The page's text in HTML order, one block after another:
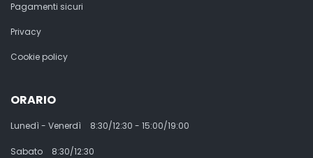
Pagamenti sicuri
Privacy
Cookie policy
ORARIO
Lunedì - Venerdì 8:30/12:30 - 15:00/19:00
Sabato 8:30/12:30